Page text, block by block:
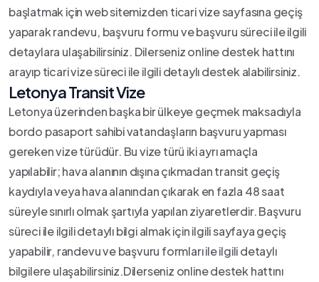
başlatmak için web sitemizden ticari vize sayfasına geçiş
yaparak randevu, başvuru formu ve başvuru süreci ile ilgili
detaylara ulaşabilirsiniz. Dilerseniz online destek hattını
arayıp ticari vize süreci ile ilgili detaylı destek alabilirsiniz.
Letonya Transit Vize
Letonya üzerinden başka bir ülkeye geçmek maksadıyla
bordo pasaport sahibi vatandaşların başvuru yapması
gereken vize türüdür. Bu vize türü iki ayrı amaçla
yapılabilir; hava alanının dışına çıkmadan transit geçiş
kaydıyla veya hava alanından çıkarak en fazla 48 saat
süreyle sınırlı olmak şartıyla yapılan ziyaretlerdir. Başvuru
süreci ile ilgili detaylı bilgi almak için ilgili sayfaya geçiş
yapabilir, randevu ve başvuru formları ile ilgili detaylı
bilgilere ulaşabilirsiniz.Dilerseniz online destek hattını